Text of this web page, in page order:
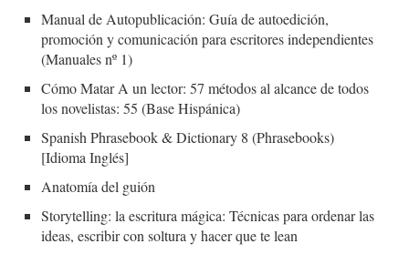
Manual de Autopublicación: Guía de autoedición,
promoción y comunicación para escritores independientes
(Manuales nº 1)
Cómo Matar A un lector: 57 métodos al alcance de todos
los novelistas: 55 (Base Hispánica)
Spanish Phrasebook & Dictionary 8 (Phrasebooks)
[Idioma Inglés]
Anatomía del guión
Storytelling: la escritura mágica: Técnicas para ordenar las
ideas, escribir con soltura y hacer que te lean